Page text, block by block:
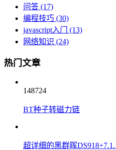
问答 (17)
编程技巧 (30)
javascript入门
(13)
网络知识 (24)
热门文章
148724
BT种子转磁力链
超详细的黑群晖